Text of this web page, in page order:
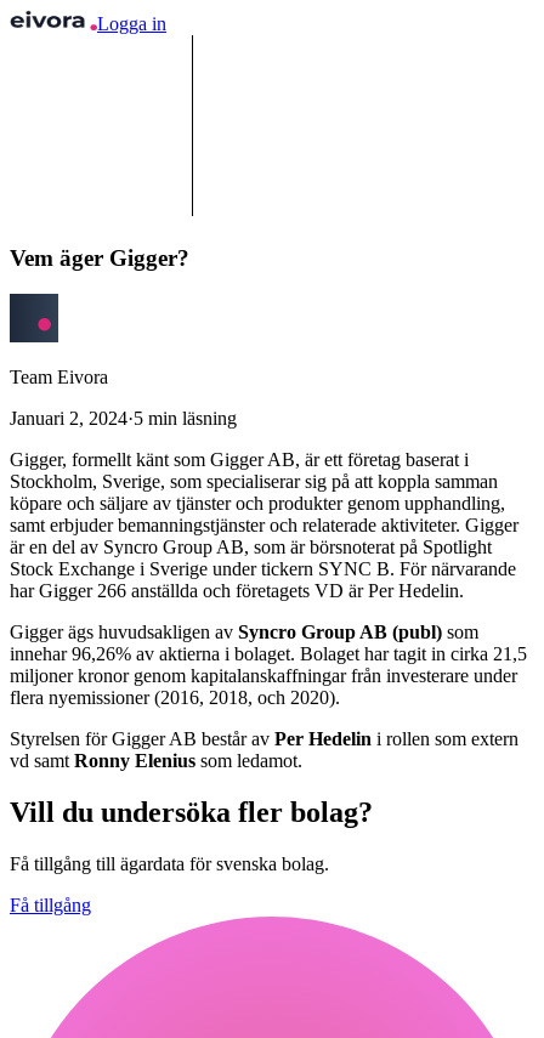
Logga in
Vem äger Gigger?
Team Eivora
Januari 2, 2024·5 min läsning
Gigger, formellt känt som Gigger AB, är ett företag baserat i
Stockholm, Sverige, som specialiserar sig på att koppla samman
köpare och säljare av tjänster och produkter genom upphandling,
samt erbjuder bemanningstjänster och relaterade aktiviteter. Gigger
är en del av Syncro Group AB, som är börsnoterat på Spotlight
Stock Exchange i Sverige under tickern SYNC B. För närvarande
har Gigger 266 anställda och företagets VD är Per Hedelin.
Gigger ägs huvudsakligen av Syncro Group AB (publ) som
innehar 96,26% av aktierna i bolaget. Bolaget har tagit in cirka 21,5
miljoner kronor genom kapitalanskaffningar från investerare under
flera nyemissioner (2016, 2018, och 2020).
Styrelsen för Gigger AB består av Per Hedelin i rollen som extern
vd samtRonny Elenius som ledamot.
Vill du undersöka fler bolag?
Få tillgång till ägardata för svenska bolag.
Få tillgång